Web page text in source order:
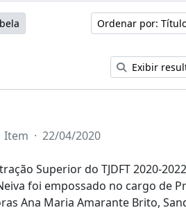
Ordenar por:
Exibir
Item · 22/04/2020
Superior do TJDFT 2020-
foi empossado no cargo de
Ana Maria Amarante Brito,